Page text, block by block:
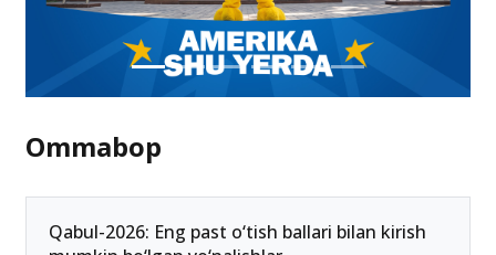
Ommabop
Qabul-2026: Eng past o‘tish ballari bilan kirish